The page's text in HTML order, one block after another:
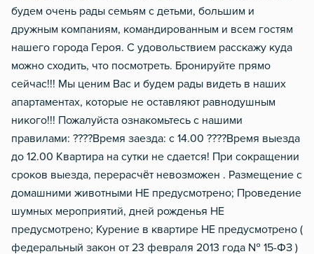
будем очень рады семьям с детьми, большим и
дружным компаниям, командированным и всем гостям
нашего города Героя. С удовольствием расскажу куда
можно сходить, что посмотреть. Бронируйте прямо
сейчас!!! Мы ценим Вас и будем рады видеть в наших
апартаментах, которые не оставляют равнодушным
никого!!! Пожалуйста ознакомьтесь с нашими
правилами: ????Время заезда: с 14.00 ????Время выезда
до 12.00 Квартира на сутки не сдается! При сокращении
сроков выезда, перерасчёт невозможен . Размещение с
домашними животными НЕ предусмотрено; Проведение
шумных мероприятий, дней рожденья НЕ
предусмотрено; Курение в квартире НЕ предусмотрено (
федеральный закон от 23 февраля 2013 года № 15-ФЗ )